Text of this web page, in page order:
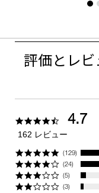
評価とレビ
4.7
star
4.7
162 レビュー
(129)
(24)
(5)
(3)